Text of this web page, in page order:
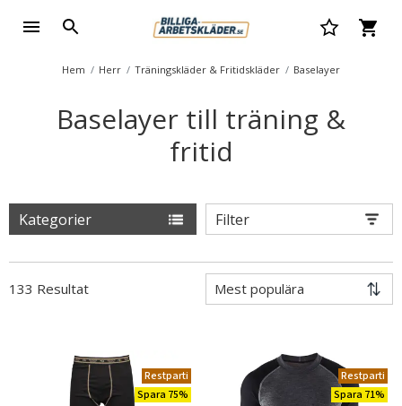
Hem Herr Träningskläder & Fritidskläder Baselayer
Baselayer till träning &
fritid
Kategorier Filter
133 Resultat
Restparti
Spara 75%
Restparti
Spara 71%